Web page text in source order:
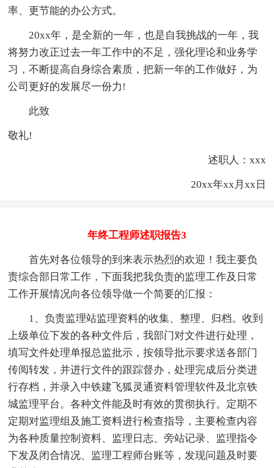
率、更节能的办公方式。
20xx年，是全新的一年，也是自我挑战的一年，我
将努力改正过去一年工作中的不足，强化理论和业务学
习，不断提高自身综合素质，把新一年的工作做好，为
公司更好的发展尽一份力!
此致
敬礼!
述职人：xxx
20xx年xx月xx日
年终工程师述职报告3
首先对各位领导的到来表示热烈的欢迎！我主要负
责综合部日常工作，下面我把我负责的监理工作及日常
工作开展情况向各位领导做一个简要的汇报：
1、负责监理站监理资料的收集、整理、归档。收到
上级单位下发的各种文件后，我部门对文件进行处理，
填写文件处理单报总监批示，按领导批示要求送各部门
传阅转发，并进行文件的跟踪督办，处理完成后分类进
行存档，并录入中铁建飞狐灵通资料管理软件及北京铁
城监理平台。各种文件能及时有效的贯彻执行。定期不
定期对监理组及施工资料进行检查指导，主要检查内容
为各种质量控制资料、监理日志、旁站记录、监理指令
下发及闭合情况、监理工程师台账等，发现问题及时要